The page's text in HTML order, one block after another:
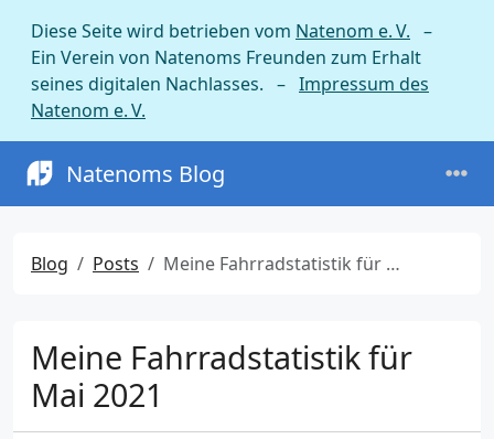
Diese Seite wird betrieben vom Natenom e. V. –
Ein Verein von Natenoms Freunden zum Erhalt
seines digitalen Nachlasses. – Impressum des
Natenom e. V.
Natenoms Blog
Blog Posts Meine Fahrradstatistik für Mai 2021
Meine Fahrradstatistik für
Mai 2021